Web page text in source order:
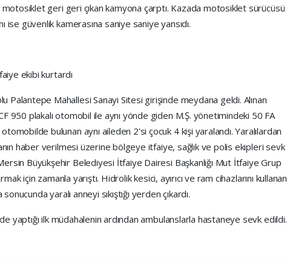
motosiklet geri geri çıkan kamyona çarptı. Kazada motosiklet sürücüsü
ise güvenlik kamerasına saniye saniye yansıdı.
ekibi kurtardı
Palantepe Mahallesi Sanayi Sitesi girişinde meydana geldi. Alınan
950 plakalı otomobil ile aynı yönde giden M.Ş. yönetimindeki 50 FA
bulunan aynı aileden 2'si çocuk 4 kişi yaralandı. Yaralılardan
haber verilmesi üzerine bölgeye itfaiye, sağlık ve polis ekipleri sevk
Büyükşehir Belediyesi İtfaiye Dairesi Başkanlığı Mut İtfaiye Grup
için zamanla yarıştı. Hidrolik kesici, ayırıcı ve ram cihazlarını kullanan
yaralı anneyi sıkıştığı yerden çıkardı.
yaptığı ilk müdahalenin ardından ambulanslarla hastaneye sevk edildi.